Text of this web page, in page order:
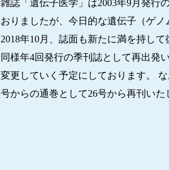
雑誌「遺伝子医学」は2003年9月発行
おりましたが、今日的な遺伝子（ゲ
2018年10月、誌面も新たに満を持し
同様年4回発行の季刊誌として再出発
変更していく予定にしております。
号からの通巻として26号から再刊いた